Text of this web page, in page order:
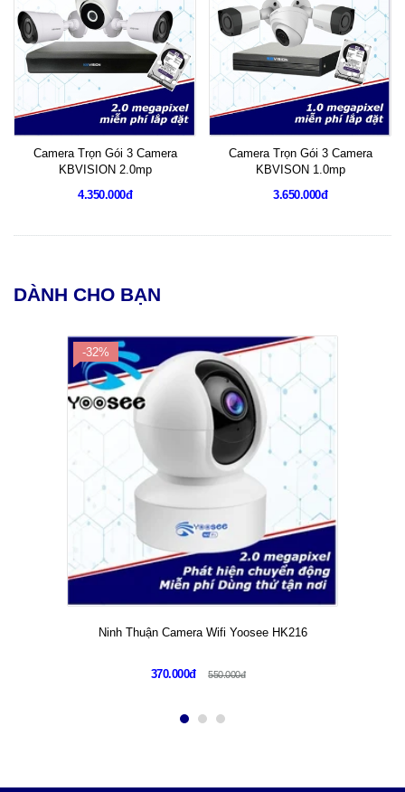
Camera Trọn Gói 3 Camera
KBVISION 2.0mp
4.350.000đ
Camera Trọn Gói 3 Camera
KBVISON 1.0mp
3.650.000đ
DÀNH CHO BẠN
-32%
Ninh Thuận Camera Wifi Yoosee HK216
370.000đ 550.000đ